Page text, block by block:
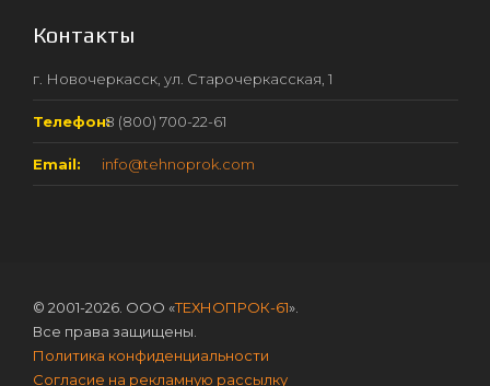
Контакты
г. Новочеркасск, ул. Старочеркасская, 1
Телефон:8 (800) 700-22-61
Email: info@tehnoprok.com
© 2001-2026. ООО «ТЕХНОПРОК-61».
Все права защищены.
Политика конфиденциальности
Согласие на рекламную рассылку